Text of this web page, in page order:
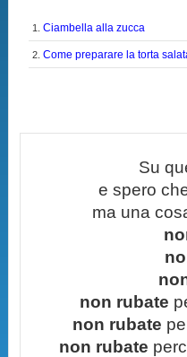
1.Ciambella alla zucca
2.Come preparare la torta
Su
e spero
ma una
non rubate
non rubate
non rubate